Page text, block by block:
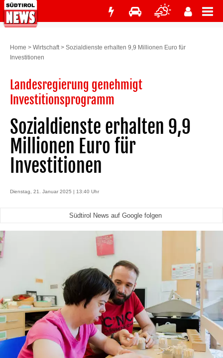
Home > Wirtschaft> Sozialdienste erhalten 9,9 Millionen Euro für
Investitionen
­Landesregierung genehmigt
Investitionsprogramm
Sozialdienste erhalten 9,9
Millionen Euro für
Investitionen
Dienstag, 21. Januar 2025 | 13:40 Uhr
Südtirol News auf Google folgen